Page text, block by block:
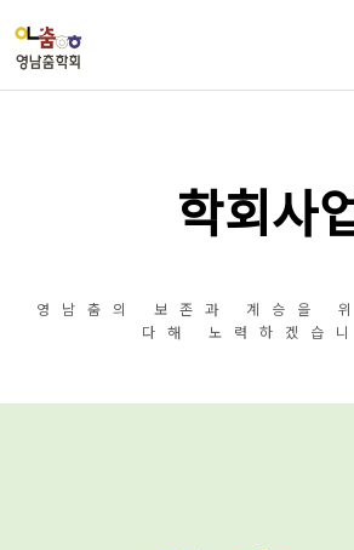
학회사
영남춤의 보존과 계승을
다해 노력하겠습